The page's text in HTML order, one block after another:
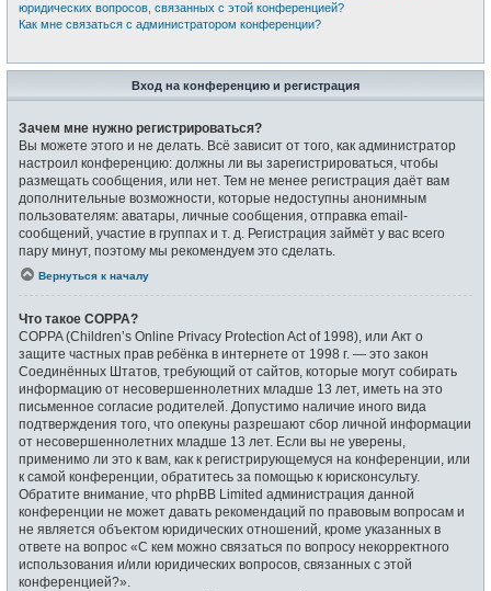
юридических вопросов, связанных с этой конференцией?
Как мне связаться с администратором конференции?
Вход на конференцию и регистрация
Зачем мне нужно регистрироваться?
Вы можете этого и не делать. Всё зависит от того, как администратор
настроил конференцию: должны ли вы зарегистрироваться, чтобы
размещать сообщения, или нет. Тем не менее регистрация даёт вам
дополнительные возможности, которые недоступны анонимным
пользователям: аватары, личные сообщения, отправка email-
сообщений, участие в группах и т. д. Регистрация займёт у вас всего
пару минут, поэтому мы рекомендуем это сделать.
Вернуться к началу
Что такое COPPA?
COPPA (Children’s Online Privacy Protection Act of 1998), или Акт о
защите частных прав ребёнка в интернете от 1998 г. — это закон
Соединённых Штатов, требующий от сайтов, которые могут собирать
информацию от несовершеннолетних младше 13 лет, иметь на это
письменное согласие родителей. Допустимо наличие иного вида
подтверждения того, что опекуны разрешают сбор личной информации
от несовершеннолетних младше 13 лет. Если вы не уверены,
применимо ли это к вам, как к регистрирующемуся на конференции, или
к самой конференции, обратитесь за помощью к юрисконсульту.
Обратите внимание, что phpBB Limited администрация данной
конференции не может давать рекомендаций по правовым вопросам и
не является объектом юридических отношений, кроме указанных в
ответе на вопрос «С кем можно связаться по вопросу некорректного
использования и/или юридических вопросов, связанных с этой
конференцией?».